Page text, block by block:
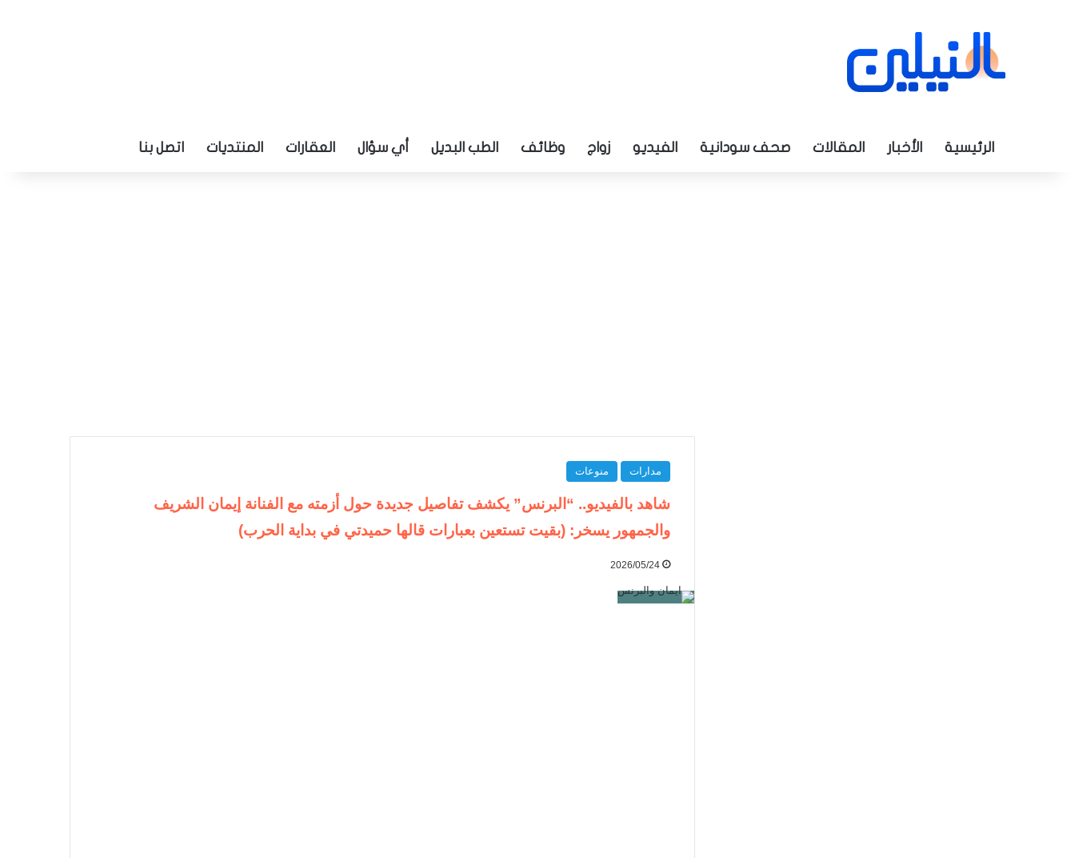
الرئيسية الأخبار المقالات صحف سودانية الفيديو زواج وظائف الطب البديل أي سؤال العقارات المنتديات اتصل بنا
مدارات منوعات
شاهد بالفيديو.. “البرنس” يكشف تفاصيل جديدة حول أزمته مع الفنانة إيمان الشريف
والجمهور يسخر: (بقيت تستعين بعبارات قالها حميدتي في بداية الحرب)
2026/05/24